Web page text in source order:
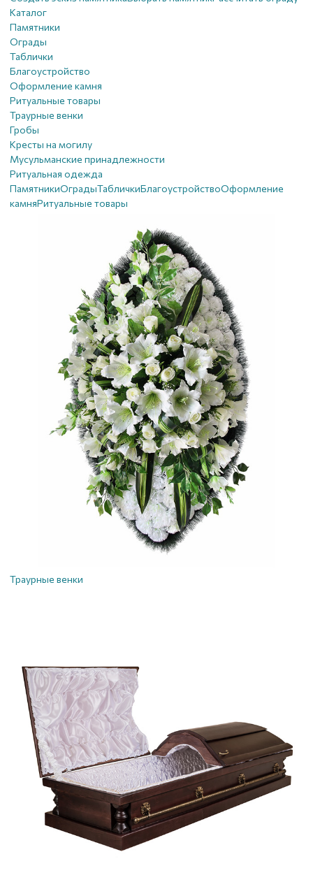
Каталог
Памятники
Ограды
Таблички
Благоустройствo
Оформление камня
Ритуальные товары
Траурные венки
Гробы
Кресты на могилу
Мусульманские принадлежности
Ритуальная одежда
ПамятникиОградыТабличкиБлагоустройствoОформление
камняРитуальные товары
Траурные венки